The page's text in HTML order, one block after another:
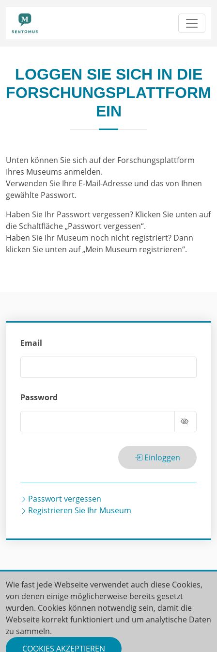
LOGGEN SIE SICH IN DIE
FORSCHUNGSPLATTFORM
EIN
Unten können Sie sich auf der Forschungsplattform
Ihres Museums anmelden.
Verwenden Sie Ihre E-Mail-Adresse und das von Ihnen
gewählte Passwort.
Haben Sie Ihr Passwort vergessen? Klicken Sie unten auf
die Schaltfläche „Passwort vergessen“.
Haben Sie Ihr Museum noch nicht registriert? Dann
klicken Sie unten auf „Mein Museum registrieren“.
Email
Password
Einloggen
Passwort vergessen
Registrieren Sie Ihr Museum
Home
Kontakt
Allgemeine Geschäftsbedingungen
Datenschutzerklärung
Wie fast jede Webseite verwendet auch diese Cookies,
von denen einige möglicherweise bereits gesetzt
wurden. Cookies können notwendig sein, damit die
Webseite korrekt funktioniert und um analytische Daten
zu sammeln.
COOKIES AKZEPTIEREN